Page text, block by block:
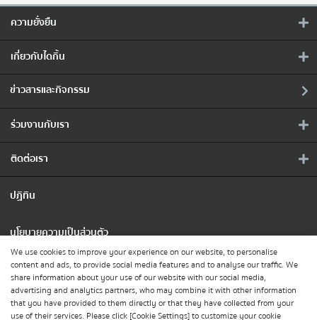
ความยั่งยืน
เกี่ยวกับไดกิ้น
ข่าวสารและกิจกรรม
ร่วมงานกับเรา
ติดต่อเรา
ปฏิทิน
นโยบายความเป็นส่วนตัว
คุกกี้
ติดตามเรา :
We use cookies to improve your experience on our website, to personalise
content and ads, to provide social media features and to analyse our traffic. We
share information about your use of our website with our social media,
advertising and analytics partners, who may combine it with other information
that you have provided to them directly or that they have collected from your
use of their services. Please click [Cookie Settings] to customize your cookie